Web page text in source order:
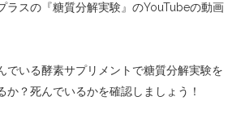
ラスの『糖質分解実験』のYouTubeの動画
でいる酵素サプリメントで糖質分解実験を
か？死んでいるかを確認しましょう！